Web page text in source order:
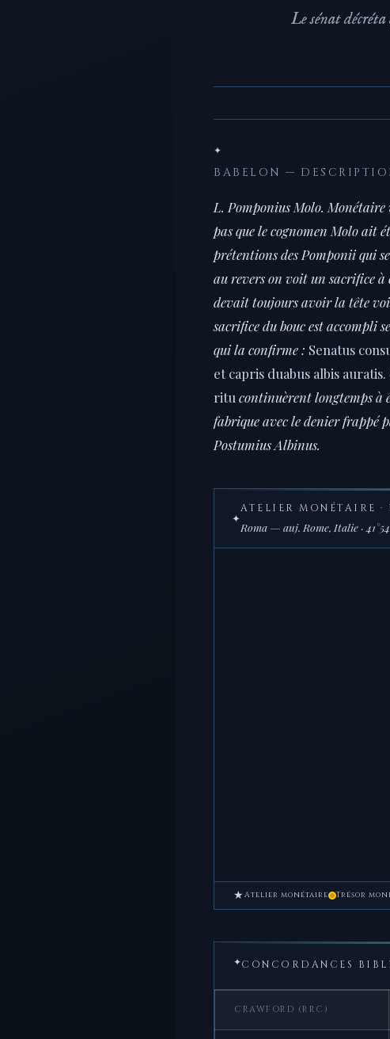
Le sénat
✦
BABELON —
L. Pomponius Molo.
pas que le cognomen Molo ait
prétentions des Pomponii qui
au revers on voit un sacrifice
devait toujours avoir la tête
sacrifice du bouc est accompli
qui la confirme : Senatus
et capris duabus albis auratis.
ritu continuèrent longtemps à
fabrique avec le denier frappé
Postumius Albinus.
✦
ATELIER MONÉTAIRE ·
Roma — auj. Rome, Italie ·
★ Atelier monétaire Trésor
✦CONCORDANCES
CRAWFORD (RRC)